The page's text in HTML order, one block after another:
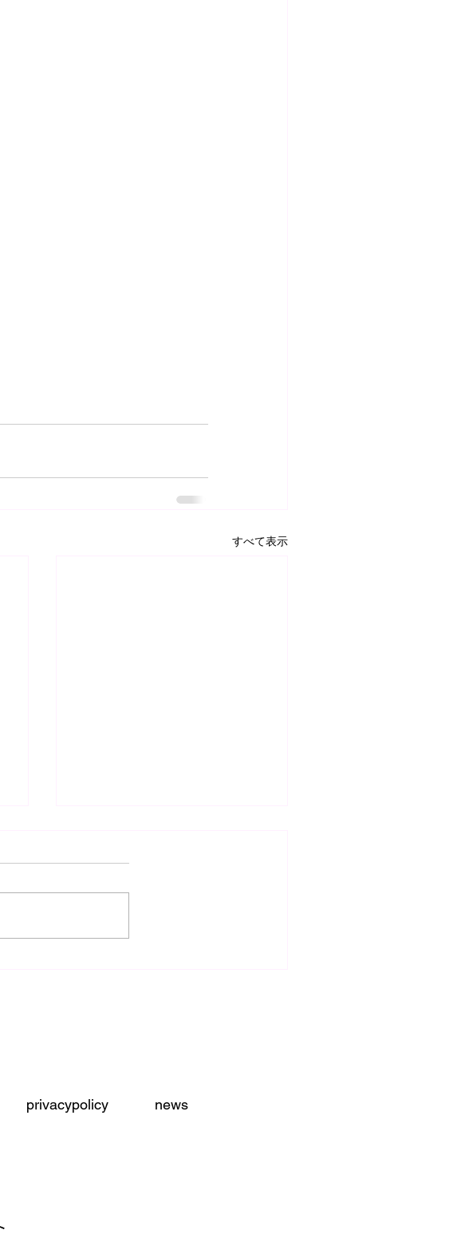
すべて表示
初心忘れるべからず！
privacypolicy news